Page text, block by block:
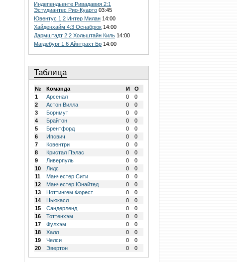
Индепендьенте Ривадавия 2:1
Эстудиантес Рио-Куарто 03:45
Ювентус 1:2 Интер Милан 14:00
Хайденхайм 4:3 Оснабрюк 14:00
Дармштадт 2:2 Хольштайн Киль 14:00
Магдебург 1:6 Айнтрахт Бр 14:00
Таблица
№ Команда И
О
1
Арсенал 0
0
2
Астон Вилла 0
0
3
Борнмут 0
0
4
Брайтон 0
0
5
Брентфорд 0
0
6
Ипсвич 0
0
7
Ковентри 0
0
8
Кристал Пэлас 0
0
9
Ливерпуль 0
0
10
Лидс 0
0
11
Манчестер Сити 0
0
12
Манчестер Юнайтед 0
0
13
Ноттингем Форест 0
0
14
Ньюкасл 0
0
15
Сандерленд 0
0
16
Тоттенхэм 0
0
17
Фулхэм 0
0
18
Халл 0
0
19
Челси 0
0
20
Эвертон 0 0